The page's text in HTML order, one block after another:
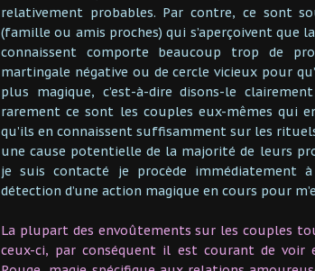
relativement probables. Par contre, ce sont
(famille ou amis proches) qui s’aperçoivent que
connaissent comporte beaucoup trop de
martingale négative ou de cercle vicieux pour
plus magique, c’est-à-dire disons-le
rarement ce sont les couples eux-mêmes qui
qu’ils en connaissent suffisamment sur les
une cause potentielle de la majorité de leurs
je suis contacté je procède
détection d’une action magique en cours pour
La plupart des envoûtements sur les couples
ceux-ci, par conséquent il est courant de voir